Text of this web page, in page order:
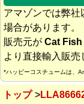
アマゾンでは弊社
場合があります。
販売元が Cat
より直接輸入販売
*ハッピーコスチュームは、
トップ